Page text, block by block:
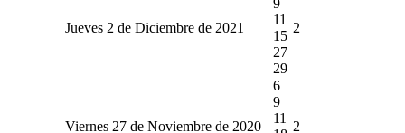
Jueves 2 de Diciembre de 2021
11
15
27
29
2
Viernes 27 de Noviembre de 2020
6
9
11
2